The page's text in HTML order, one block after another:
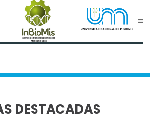
content
DESTACADAS